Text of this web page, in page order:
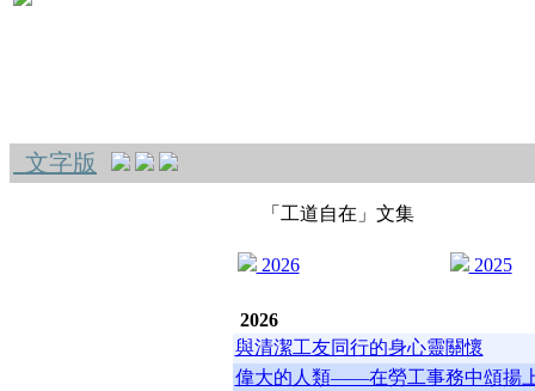
文字版
「工道自在」文集
2026 2025
2026
與清潔工友同行的身心靈關懷
偉大的人類——在勞工事務中頌揚